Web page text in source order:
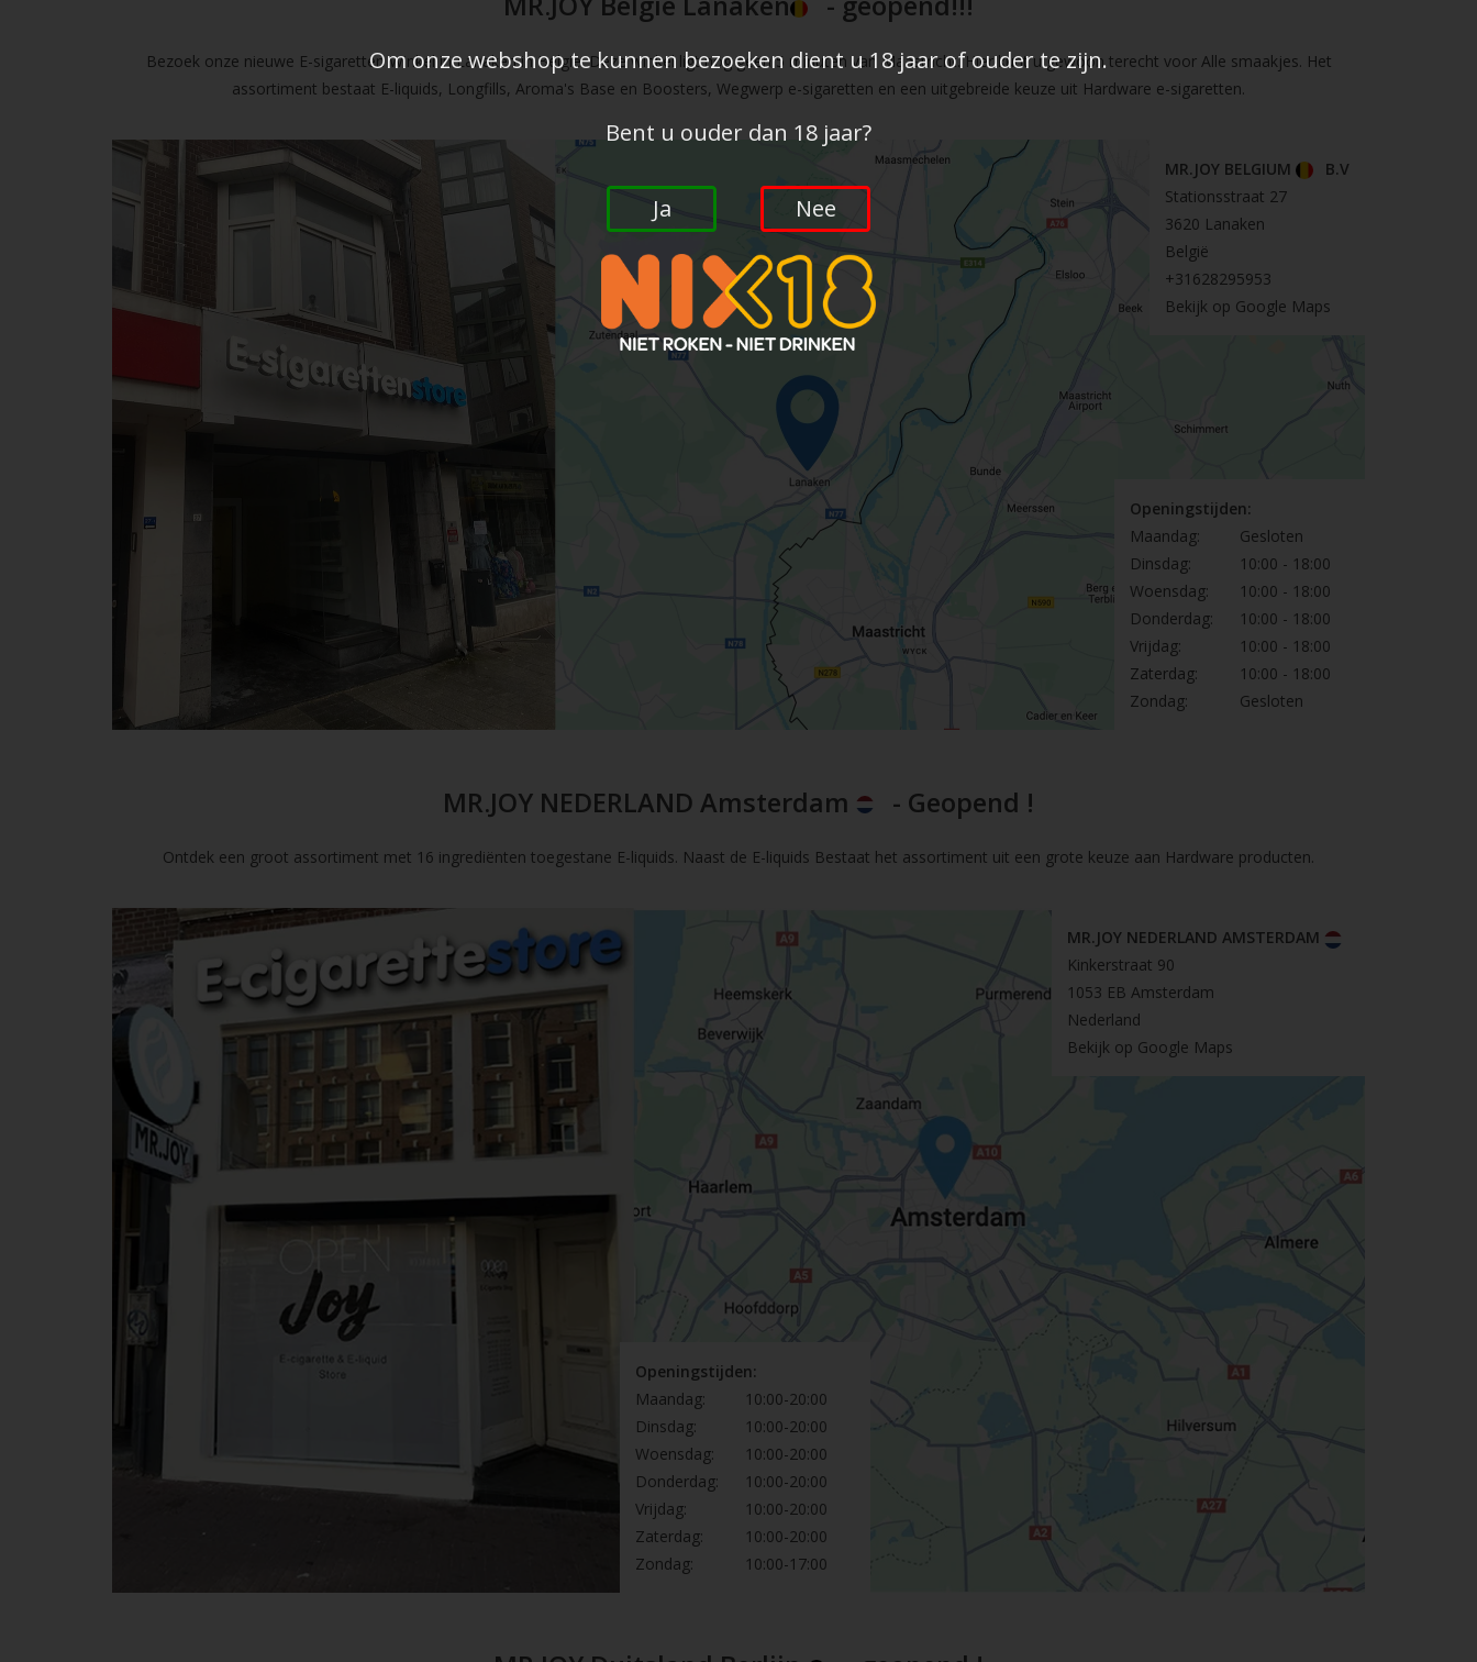
Bezoek onze nieuwe E-sigaretten Winkel in Lanaken in Belgie. Deze winkel ligt nog geen 5 minuten van Maastricht. Hier kunt u gewoon terecht voor Alle smaakjes. Het
assortiment bestaat E-liquids, Longfills, Aroma's Base en Boosters, Wegwerp e-sigaretten en een uitgebreide keuze uit Hardware e-sigaretten.
MR.JOY BELGIUM
B.V
Stationsstraat 27
3620 Lanaken
België
+31628295953
Bekijk op Google Maps
Openingstijden:
Maandag:
Gesloten
Dinsdag:
10:00 - 18:00
Woensdag:
10:00 - 18:00
Donderdag:
10:00 - 18:00
Vrijdag:
10:00 - 18:00
Zaterdag:
10:00 - 18:00
Zondag:
Gesloten
MR.JOY NEDERLAND Amsterdam - Geopend !
Ontdek een groot assortiment met 16 ingrediënten toegestane E-liquids. Naast de E-liquids Bestaat het assortiment uit een grote keuze aan Hardware producten.
MR.JOY NEDERLAND AMSTERDAM
Kinkerstraat 90
1053 EB Amsterdam
Nederland
Bekijk op Google Maps
Openingstijden:
Maandag:
10:00-20:00
Dinsdag:
10:00-20:00
Woensdag:
10:00-20:00
Donderdag:
10:00-20:00
Vrijdag:
10:00-20:00
Zaterdag:
10:00-20:00
Zondag:
10:00-17:00
Om onze webshop te kunnen bezoeken dient u 18 jaar of ouder te zijn.
Bent u ouder dan 18 jaar?
Ja Nee